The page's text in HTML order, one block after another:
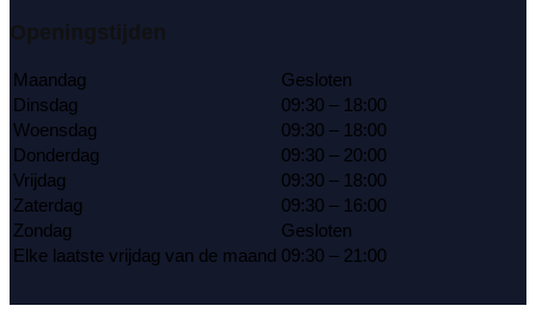
Openingstijden
Maandag
Gesloten
Dinsdag
09:30 – 18:00
Woensdag
09:30 – 18:00
Donderdag
09:30 – 20:00
Vrijdag
09:30 – 18:00
Zaterdag
09:30 – 16:00
Zondag
Gesloten
Elke laatste vrijdag van de maand 09:30 – 21:00